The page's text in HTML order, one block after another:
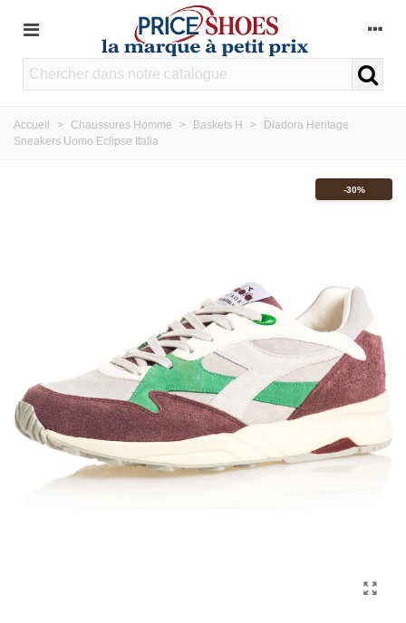
Accueil > Chaussures Homme > Baskets H >
Diadora Heritage
Sneakers Uomo Eclipse Italia
-30%